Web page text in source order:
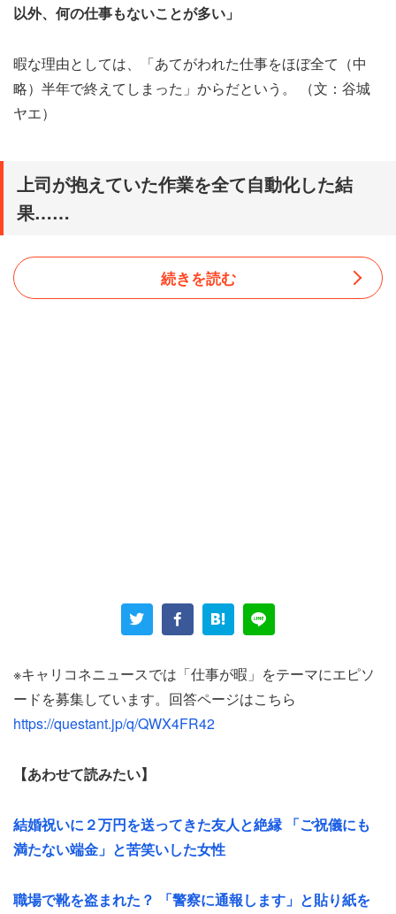
以外、何の仕事もないことが多い」
暇な理由としては、「あてがわれた仕事をほぼ全て（中
略）半年で終えてしまった」からだという。 （文：谷城
ヤエ）
上司が抱えていた作業を全て自動化した結
果……
かし
「それらを地道に、しかし急ピッチで進めた結果、半年ほ
はたまに来る問い合わせに対応する暇なヘルプデスクのよ
「故に上司も今では暇そうで、仕事を探そうにも探せない
続きを読む
※キャリコネニュースでは「仕事が暇」をテーマにエピソ
ードを募集しています。回答ページはこちら
https://questant.jp/q/QWX4FR42
【あわせて読みたい】
結婚祝いに２万円を送ってきた友人と絶縁 「ご祝儀にも
満たない端金」と苦笑いした女性
職場で靴を盗まれた？ 「警察に通報します」と貼り紙を